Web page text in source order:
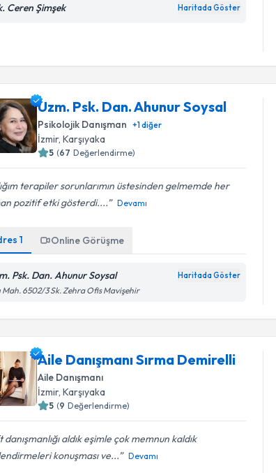
Ceren Şimşek Haritada Göster
Uzm. Psk. Dan. Ahunur Soysal
Psikolojik Danışman +1diğer
İzmir, Karşıyaka
5 (67 Değerlendirme)
terapiler sorunlarımın üstesinden gelmemde her
pozitif etki gösterdi....
Devamı
1 Online Görüşme
Psk. Dan. Ahunur Soysal Haritada Göster
Mah. 6502/3 Sk. Zehra Ofis Mavişehir
Aile Danışmanı Sırma Demirelli
Aile Danışmanı
İzmir, Karşıyaka
5 (9 Değerlendirme)
danışmanlığı aldık eşimle çok memnun kaldık
konuşması ve...
Devamı